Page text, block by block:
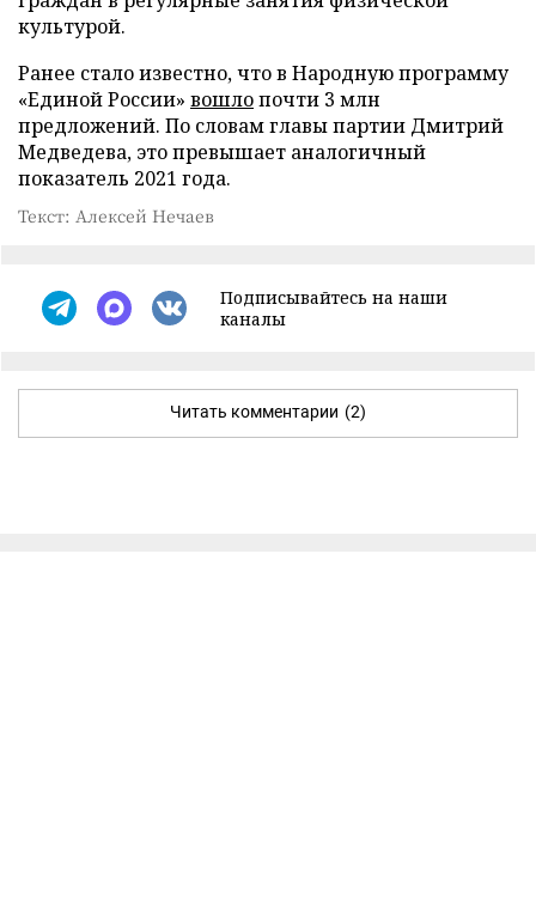
культурой.
Ранее стало известно, что в Народную программу
«Единой России» вошлопочти 3 млн
предложений. По словам главы партии Дмитрий
Медведева, это превышает аналогичный
показатель 2021 года.
Текст: Алексей Нечаев
Подписывайтесь на наши
каналы
Читать комментарии (2)